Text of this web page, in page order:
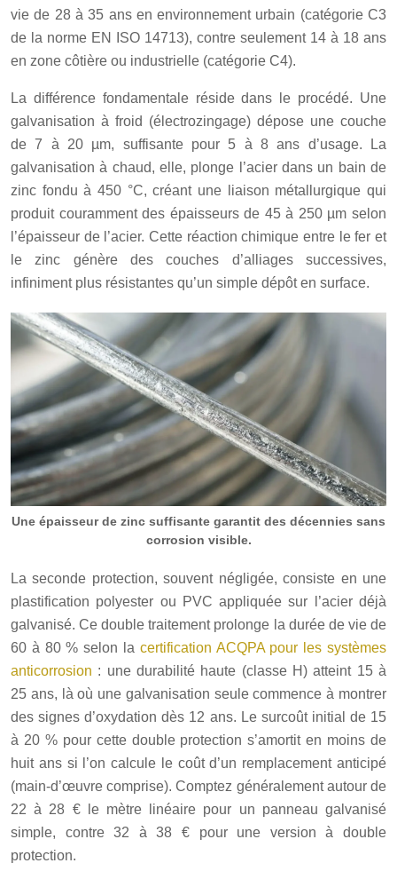
vie de 28 à 35 ans en environnement urbain (catégorie C3
de la norme EN ISO 14713), contre seulement 14 à 18 ans
en zone côtière ou industrielle (catégorie C4).
La différence fondamentale réside dans le procédé. Une
galvanisation à froid (électrozingage) dépose une couche
de 7 à 20 µm, suffisante pour 5 à 8 ans d’usage. La
galvanisation à chaud, elle, plonge l’acier dans un bain de
zinc fondu à 450 °C, créant une liaison métallurgique qui
produit couramment des épaisseurs de 45 à 250 µm selon
l’épaisseur de l’acier. Cette réaction chimique entre le fer et
le zinc génère des couches d’alliages successives,
infiniment plus résistantes qu’un simple dépôt en surface.
Une épaisseur de zinc suffisante garantit des décennies sans
corrosion visible.
La seconde protection, souvent négligée, consiste en une
plastification polyester ou PVC appliquée sur l’acier déjà
galvanisé. Ce double traitement prolonge la durée de vie de
60 à 80 % selon la certification ACQPA pour les systèmes
anticorrosion : une durabilité haute (classe H) atteint 15 à
25 ans, là où une galvanisation seule commence à montrer
des signes d’oxydation dès 12 ans. Le surcoût initial de 15
à 20 % pour cette double protection s’amortit en moins de
huit ans si l’on calcule le coût d’un remplacement anticipé
(main-d’œuvre comprise). Comptez généralement autour de
22 à 28 € le mètre linéaire pour un panneau galvanisé
simple, contre 32 à 38 € pour une version à double
protection.